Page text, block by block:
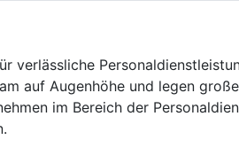
verlässliche
auf Augenhöhe und legen
im Bereich der